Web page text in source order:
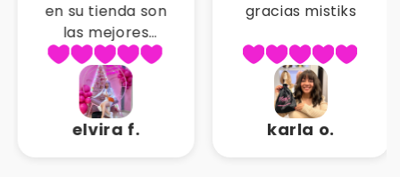
en su tienda son
las mejores
pelucas gracias
por la atencion
elvira f.
gracias mistiks
karla o.